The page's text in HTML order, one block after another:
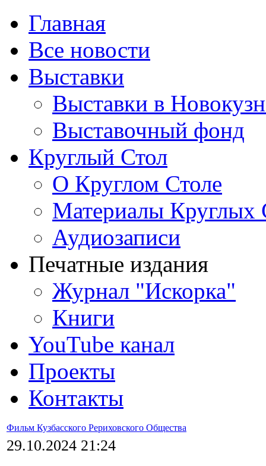
Главная
Все новости
Выставки
Выставки в
Выставочный фонд
Круглый Стол
О Круглом Столе
Материалы Круглых
Аудиозаписи
Печатные издания
Журнал "Искорка"
Книги
YouTube канал
Проекты
Контакты
Фильм Кузбасского Рериховского Общества
29.10.2024 21:24